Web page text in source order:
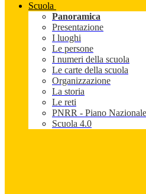
Scuola
Panoramica
Presentazione
I luoghi
Le persone
I numeri della scuola
Le carte della scuola
Organizzazione
La storia
Le reti
PNRR - Piano
Scuola 4.0